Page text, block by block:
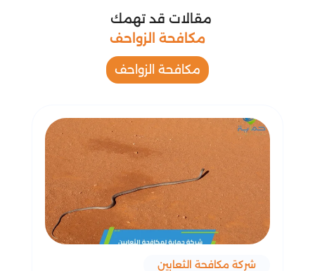
مقالات قد تهمك
مكافحة الزواحف
مكافحة الزواحف
شركة مكافحة الثعابين